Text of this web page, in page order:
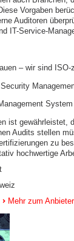
Vorgaben
Auditoren
IT-Service-
– wir sind ISO-
System
ist gewährleistet,
Audits stellen
zu
hochwertige
Mehr zum Anbieter